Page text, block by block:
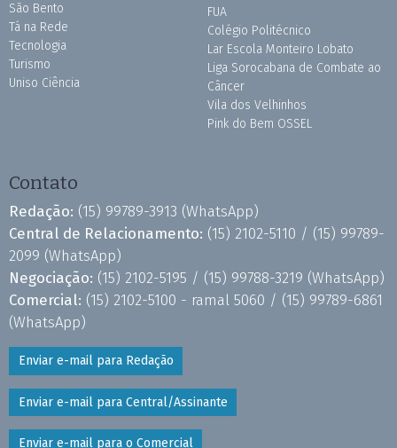
São Bento
Tá na Rede
Tecnologia
Turismo
Uniso Ciência
FUA
Colégio Politécnico
Lar Escola Monteiro Lobato
Liga Sorocabana de Combate ao
Câncer
Vila dos Velhinhos
Pink do Bem OSSEL
Contato
Redação: (15) 99789-3913 (WhatsApp)
Central de Relacionamento: (15) 2102-5110 / (15) 99789-
2099 (WhatsApp)
Negociação: (15) 2102-5195 / (15) 99788-3219 (WhatsApp)
Comercial: (15) 2102-5100 - ramal 5060 / (15) 99789-6861
(WhatsApp)
Enviar e-mail para Redação
Enviar e-mail para Central/Assinante
Enviar e-mail para o Comercial